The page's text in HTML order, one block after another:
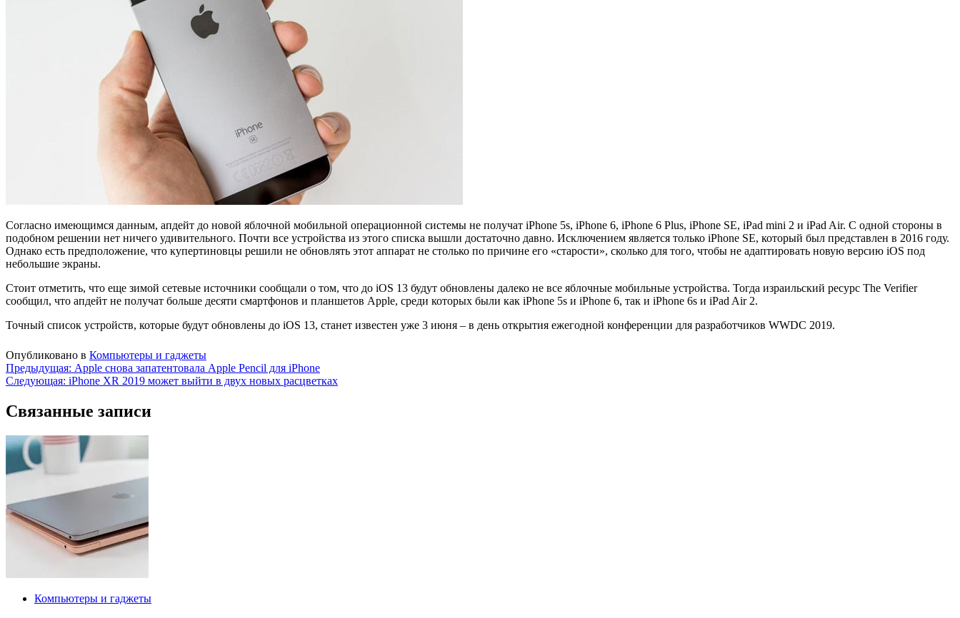
Согласно имеющимся данным, апдейт до новой яблочной мобильной операционной системы не получат iPhone 5s, iPhone 6, iPhone 6 Plus, iPhone SE, iPad mini 2 и iPad Air. С одной стороны в
подобном решении нет ничего удивительного. Почти все устройства из этого списка вышли достаточно давно. Исключением является только iPhone SE, который был представлен в 2016 году.
Однако есть предположение, что купертиновцы решили не обновлять этот аппарат не столько по причине его «старости», сколько для того, чтобы не адаптировать новую версию iOS под
небольшие экраны.
Стоит отметить, что еще зимой сетевые источники сообщали о том, что до iOS 13 будут обновлены далеко не все яблочные мобильные устройства. Тогда израильский ресурс The Verifier
сообщил, что апдейт не получат больше десяти смартфонов и планшетов Apple, среди которых были как iPhone 5s и iPhone 6, так и iPhone 6s и iPad Air 2.
Точный список устройств, которые будут обновлены до iOS 13, станет известен уже 3 июня – в день открытия ежегодной конференции для разработчиков WWDC 2019.
Опубликовано в Компьютеры и гаджеты
Навигация
по
записям
Предыдущая: Apple снова запатентовала Apple Pencil для iPhone
Следующая: iPhone XR 2019 может выйти в двух новых расцветках
Связанные записи
Компьютеры и гаджеты